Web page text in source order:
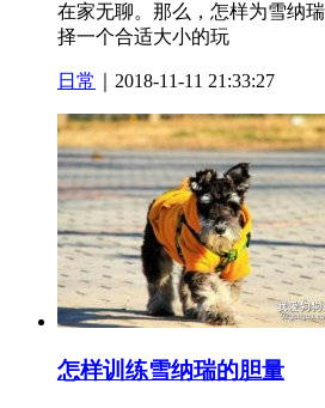
在家无聊。那么，怎样为雪纳
择一个合适大小的玩
日常 ｜2018-11-11 21:33:27
怎样训练雪纳瑞的胆量